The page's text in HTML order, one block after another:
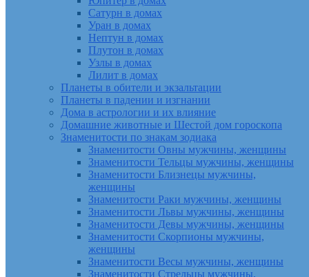
Сатурн в домах
Уран в домах
Нептун в домах
Плутон в домах
Узлы в домах
Лилит в домах
Планеты в обители и экзальтации
Планеты в падении и изгнании
Дома в астрологии и их влияние
Домашние животные и Шестой дом гороскопа
Знаменитости по знакам зодиака
Знаменитости Овны мужчины, женщины
Знаменитости Тельцы мужчины, женщины
Знаменитости Близнецы мужчины,
женщины
Знаменитости Раки мужчины, женщины
Знаменитости Львы мужчины, женщины
Знаменитости Девы мужчины, женщины
Знаменитости Скорпионы мужчины,
женщины
Знаменитости Весы мужчины, женщины
Знаменитости Стрельцы мужчины,